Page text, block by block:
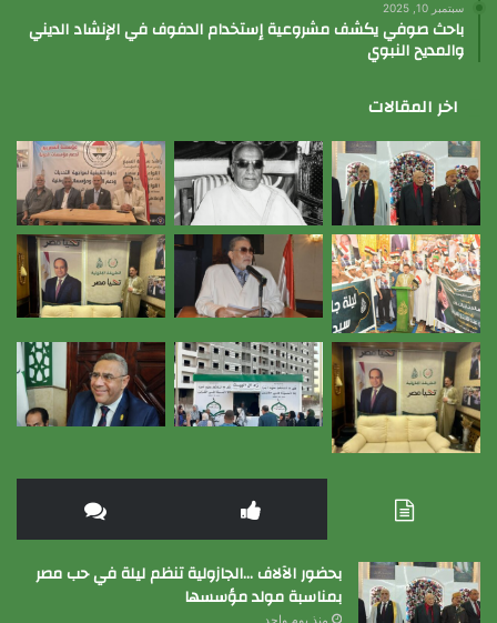
سبتمبر 10, 2025
باحث صوفي يكشف مشروعية إستخدام الدفوف في الإنشاد الديني
والمديح النبوي
اخر المقالات
بحضور الآلاف …الجازولية تنظم ليلة في حب مصر
بمناسبة مولد مؤسسها